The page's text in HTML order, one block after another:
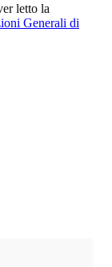
letto la
Generali di